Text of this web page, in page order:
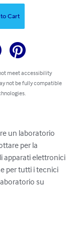
Cart
meet accessibility
not be fully compatible
un laboratorio
per la
apparati elettronici
per tutti i tecnici
su